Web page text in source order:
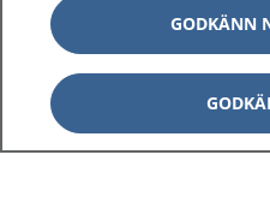
Om 1177
Kontakt
GODKÄNN